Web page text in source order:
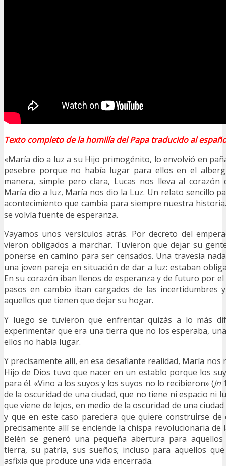
Texto completo de la homilía del Papa traducido al
«María dio a luz a su Hijo primogénito, lo envolvió en
pesebre porque no había lugar para ellos en el
manera, simple pero clara, Lucas nos lleva al corazón
María dio a luz, María nos dio la Luz. Un relato sencillo
acontecimiento que cambia para siempre nuestra
se volvía fuente de esperanza.
Vayamos unos versículos atrás. Por decreto del
vieron obligados a marchar. Tuvieron que dejar su
ponerse en camino para ser censados. Una travesía
una joven pareja en situación de dar a luz: estaban
En su corazón iban llenos de esperanza y de futuro por
pasos en cambio iban cargados de las incertidumbres
aquellos que tienen que dejar su hogar.
Y luego se tuvieron que enfrentar quizás a lo más
experimentar que era una tierra que no los esperaba,
ellos no había lugar.
Y precisamente allí, en esa desafiante realidad, María nos
Hijo de Dios tuvo que nacer en un establo porque los
para él. «Vino a los suyos y los suyos no lo recibieron» (Jn
de la oscuridad de una ciudad, que no tiene ni espacio ni
que viene de lejos, en medio de la oscuridad de una
y que en este caso pareciera que quiere construirse
precisamente allí se enciende la chispa revolucionaria de
Belén se generó una pequeña abertura para
tierra, su patria, sus sueños; incluso para aquellos
asfixia que produce una vida encerrada.